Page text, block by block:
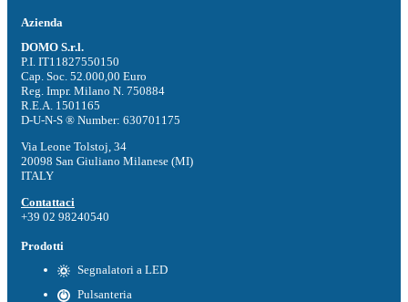
Azienda
DOMO S.r.l.
P.I. IT11827550150
Cap. Soc. 52.000,00 Euro
Reg. Impr. Milano N. 750884
R.E.A. 1501165
D-U-N-S ® Number: 630701175
Via Leone Tolstoj, 34
20098 San Giuliano Milanese (MI)
ITALY
Contattaci
+39 02 98240540
Prodotti
Segnalatori a LED
Pulsanteria